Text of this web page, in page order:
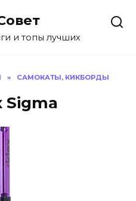
и топы лучших
» САМОКАТЫ, КИКБОРДЫ
Sigma